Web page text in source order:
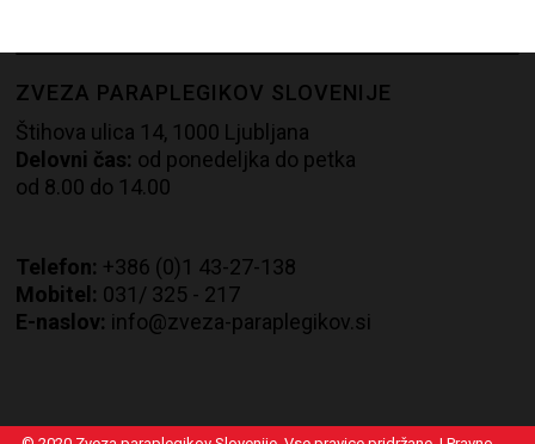
ZVEZA PARAPLEGIKOV SLOVENIJE
Štihova ulica 14, 1000 Ljubljana
Delovni čas: od ponedeljka do petka
od 8.00 do 14.00
Telefon: +386 (0)1 43-27-138
Mobitel: 031/ 325 - 217
E-naslov: info@zveza-paraplegikov.si